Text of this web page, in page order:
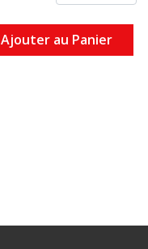
Ajouter au Panier